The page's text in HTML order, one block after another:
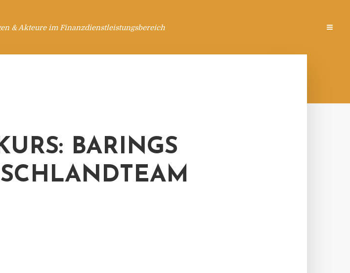
& Akteure im Finanzdienstleistungsbereich
BARINGS